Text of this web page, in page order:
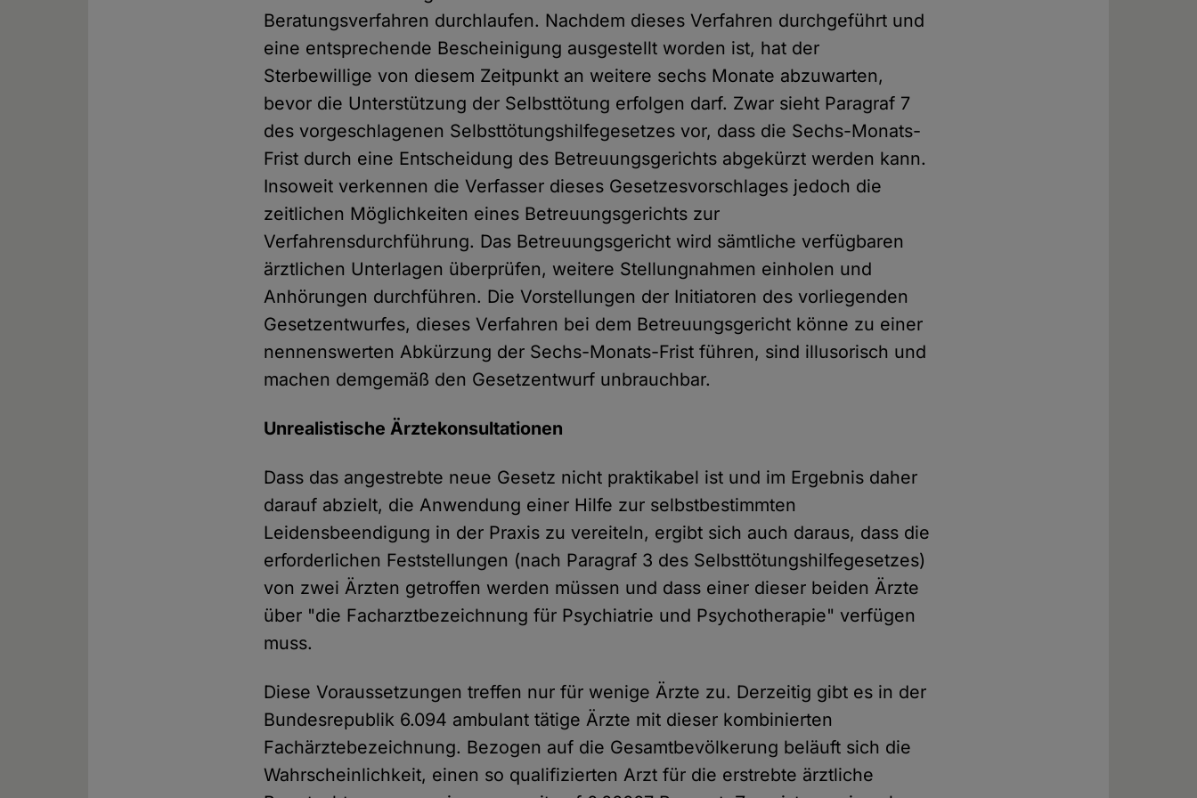
Beratungsverfahren durchlaufen. Nachdem dieses Verfahren durchgeführt und
eine entsprechende Bescheinigung ausgestellt worden ist, hat der
Sterbewillige von diesem Zeitpunkt an weitere sechs Monate abzuwarten,
bevor die Unterstützung der Selbsttötung erfolgen darf. Zwar sieht Paragraf 7
des vorgeschlagenen Selbsttötungshilfegesetzes vor, dass die Sechs-Monats-
Frist durch eine Entscheidung des Betreuungsgerichts abgekürzt werden kann.
Insoweit verkennen die Verfasser dieses Gesetzesvorschlages jedoch die
zeitlichen Möglichkeiten eines Betreuungsgerichts zur
Verfahrensdurchführung. Das Betreuungsgericht wird sämtliche verfügbaren
ärztlichen Unterlagen überprüfen, weitere Stellungnahmen einholen und
Anhörungen durchführen. Die Vorstellungen der Initiatoren des vorliegenden
Gesetzentwurfes, dieses Verfahren bei dem Betreuungsgericht könne zu einer
nennenswerten Abkürzung der Sechs-Monats-Frist führen, sind illusorisch und
machen demgemäß den Gesetzentwurf unbrauchbar.
Unrealistische Ärztekonsultationen
Dass das angestrebte neue Gesetz nicht praktikabel ist und im Ergebnis daher
darauf abzielt, die Anwendung einer Hilfe zur selbstbestimmten
Leidensbeendigung in der Praxis zu vereiteln, ergibt sich auch daraus, dass die
erforderlichen Feststellungen (nach Paragraf 3 des Selbsttötungshilfegesetzes)
von zwei Ärzten getroffen werden müssen und dass einer dieser beiden Ärzte
über "die Facharztbezeichnung für Psychiatrie und Psychotherapie" verfügen
muss.
Diese Voraussetzungen treffen nur für wenige Ärzte zu. Derzeitig gibt es in der
Bundesrepublik 6.094 ambulant tätige Ärzte mit dieser kombinierten
Fachärztebezeichnung. Bezogen auf die Gesamtbevölkerung beläuft sich die
Wahrscheinlichkeit, einen so qualifizierten Arzt für die erstrebte ärztliche